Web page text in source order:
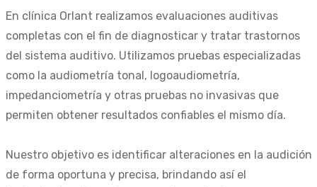
En clínica Orlant realizamos evaluaciones auditivas
completas con el fin de diagnosticar y tratar trastornos
del sistema auditivo. Utilizamos pruebas especializadas
como la audiometría tonal, logoaudiometría,
impedanciometría y otras pruebas no invasivas que
permiten obtener resultados confiables el mismo día.
Nuestro objetivo es identificar alteraciones en la audición
de forma oportuna y precisa, brindando así el